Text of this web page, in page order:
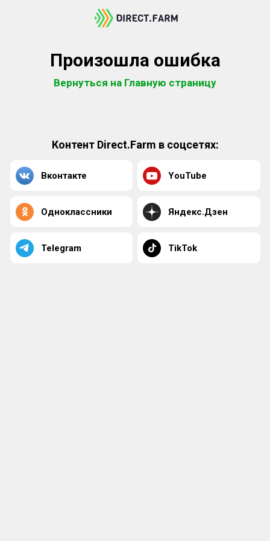
Произошла ошибка
Вернуться на Главную страницу
Контент Direct.Farm в соцсетях:
Вконтакте YouTube
Одноклассники Яндекс.Дзен
Telegram TikTok